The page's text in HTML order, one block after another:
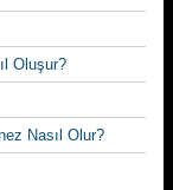
Oluşur?
Nasıl Olur?